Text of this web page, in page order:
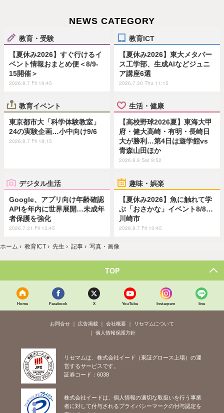
NEWS CATEGORY
教育・受験
【夏休み2026】すぐ行けるイ
ベント情報おまとめ便＜8/9-
15開催＞
2026.8.7 Fri 19:45
教育ICT
【夏休み2026】東大メタバー
ス工学部、生成AIなどジュニ
ア講座6選
2026.7.30 Thu 11:15
教育イベント
東京都市大「科学体験教室」
24の実験企画…小中向け9/6
2026.8.7 Fri 18:15
生活・健康
【高校野球2026夏】東海大甲
府・健大高崎・有明・長崎日
大が勝利…第4日は遊学館vs
青森山田ほか
2026.8.8 Sat 9:52
デジタル生活
Google、アプリ向け年齢確認
APIを年内に世界展開…未成年
者保護を強化
2026.7.31 Fri 13:45
趣味・娯楽
【夏休み2026】魚に触れて学
ぶ「おさかな」イベント8/8…
川崎市
2026.8.7 Fri 10:45
ホーム › 教育ICT › 先生 › 記事 › 写真・画像
TOP
Home Facebook X YouTube Instagram line
お問合せ 広告掲載 会社概要
リセマムについて
個人情報保護方針
リセマムは、株式会社イード（東証グロース上場）の運
営するサービスです。
証券コード：6038
株式会社イードは、個人情報の適切な取扱いを行う事業
者に対して付与されるプライバシーマークの付与認定を